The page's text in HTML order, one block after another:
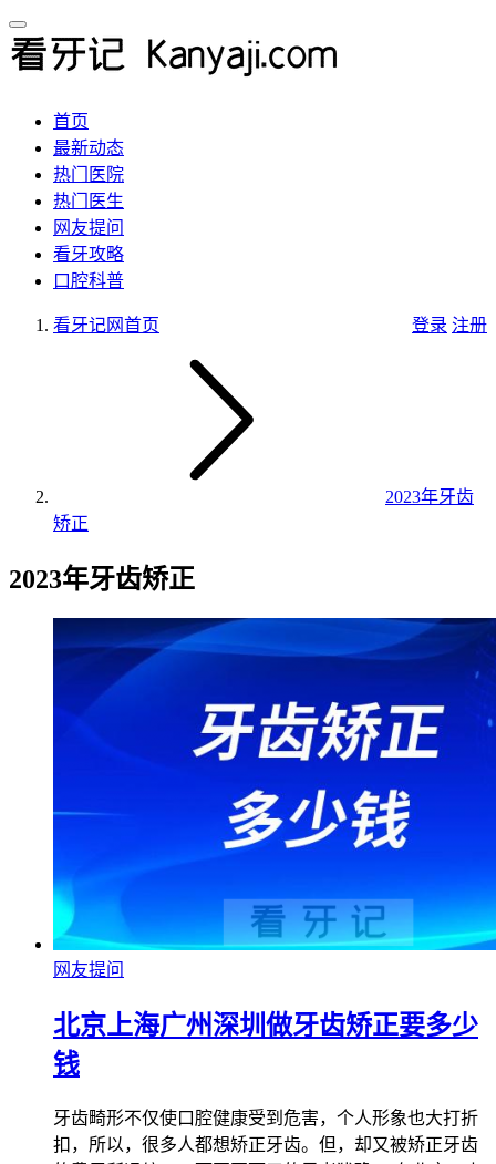
首页
最新动态
热门医院
热门医生
网友提问
看牙攻略
口腔科普
登录 注册
看牙记网首页
2023年牙齿
矫正
2023年牙齿矫正
网友提问
北京上海广州深圳做牙齿矫正要多少
钱
牙齿畸形不仅使口腔健康受到危害，个人形象也大打折
扣，所以，很多人都想矫正牙齿。但，却又被矫正牙齿